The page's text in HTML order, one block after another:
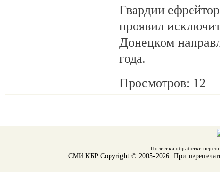
Гвардии
проявил
Донецком
года.
Просмотров: 12
Политика обработки
СМИ КБРCopyright © 2005-2026. При